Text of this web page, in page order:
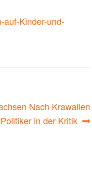
auf-Kinder-und-
Nach Krawallen
in der Kritik